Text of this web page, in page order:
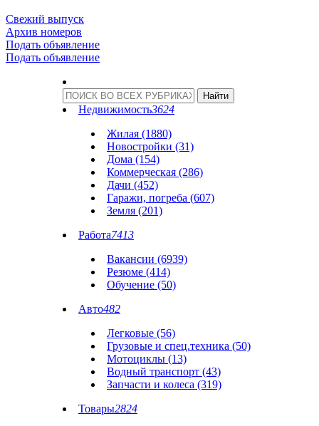
Свежий выпуск
Архив номеров
Подать объявление
Подать объявление
Недвижимость3624
Жилая (1880)
Новостройки (31)
Дома (154)
Коммерческая (286)
Дачи (452)
Гаражи, погреба (607)
Земля (201)
Работа7413
Вакансии (6939)
Резюме (414)
Обучение (50)
Авто482
Легковые (56)
Грузовые и спец.техника (50)
Мотоциклы (13)
Водный транспорт (43)
Запчасти и колеса (319)
Товары2824